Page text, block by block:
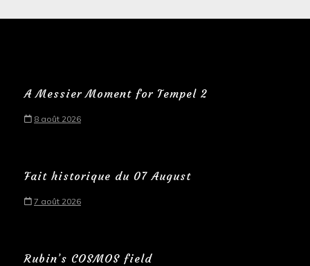
A Messier Moment for Tempel 2
8 août 2026
Fait historique du 07 August
7 août 2026
Rubin’s COSMOS field